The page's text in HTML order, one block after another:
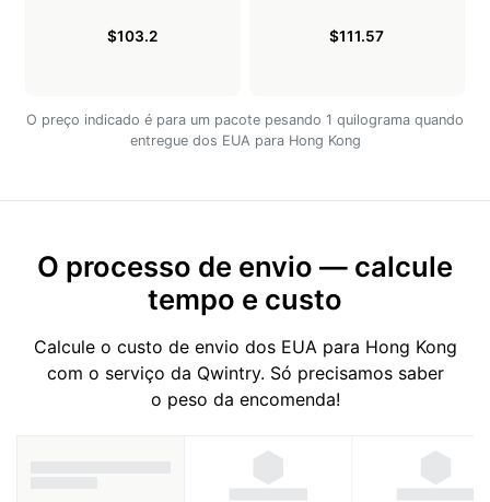
$103.2 $111.57
O preço indicado é para um pacote pesando 1 quilograma quando
entregue dos EUA para Hong Kong
O processo de envio — calcule
tempo e custo
Calcule o custo de envio dos EUA para Hong Kong
com o serviço da Qwintry. Só precisamos saber
o peso da encomenda!